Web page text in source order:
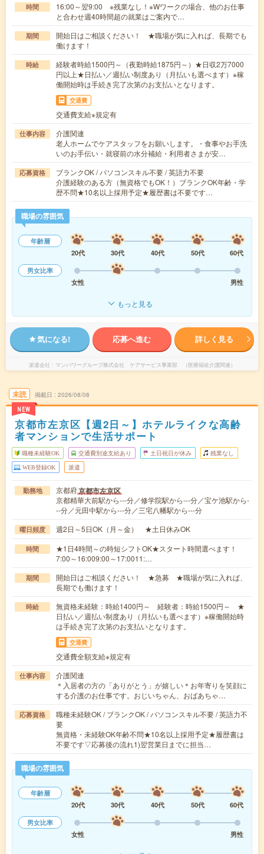
時間
16:00～翌9:00 ※残業なし！※Wワークの場合、他のお仕事
と合わせ週40時間超の就業はご案内で…
期間
開始日はご相談ください！ ★職場が気に入れば、長期でも
働けます！
時給
経験者時給1500円～（夜勤時給1875円～）★日収2万7000
円以上★日払い／週払い制度あり（月払いも選べます）※稼
働開始時は手続き完了次第のお支払いとなります。
交通費
交通費支給※規定有
仕事内容
介護関連
老人ホームでケアスタッフをお願いします。・食事やお手洗
いのお手伝い・就寝前の水分補給・利用者さまが安…
応募資格
ブランクOK / パソコンスキル不要 / 英語力不要
介護経験のある方（無資格でもOK！）ブランクOK年齢・学
歴不問★10名以上採用予定★履歴書は不要です…
職場の雰囲気
年齢層
20代
30代 40代 50代
60代
男女比率
女性
男性
もっと見る
気になる! 応募へ進む 詳しく見る
派遣会社 マンパワーグループ株式会社 ケアサービス事業部 （医療福祉介護関連）
未読
NEW
掲載日 2026/08/08
京都市左京区【週2日～】ホテルライクな高齢
者マンションで生活サポート
職種未経験OK 交通費別途支給あり 土日祝日が休み 残業なし
WEB登録OK 派遣
勤務地 京都府京都市左京区
京都精華大前駅から---分／修学院駅から---分／宝ケ池駅から-
--分／元田中駅から---分／三宅八幡駅から---分
曜日頻度 週2日～5日OK（月～金） ★土日休みOK
時間
★1日4時間～の時短シフトOK★スタート時間選べます！
7:00～16:009:00～17:0011:…
期間
開始日はご相談ください！ ★急募 ★職場が気に入れば、
長期でも働けます！
時給
無資格未経験：時給1400円～ 経験者：時給1500円～ ★
日払い／週払い制度あり（月払いも選べます）※稼働開始時
は手続き完了次第のお支払いとなります。
交通費
交通費全額支給※規定有
仕事内容
介護関連
＊入居者の方の「ありがとう」が嬉しい＊お年寄りを笑顔に
する介護のお仕事です。おじいちゃん、おばあちゃ…
応募資格
職種未経験OK / ブランクOK / パソコンスキル不要 / 英語力不
要
無資格・未経験OK年齢不問★10名以上採用予定★履歴書は
不要です▽応募後の流れ1)翌営業日までに担当…
職場の雰囲気
年齢層
20代
30代 40代 50代
60代
男女比率
女性
男性